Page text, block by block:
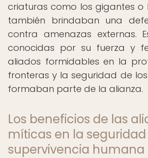
criaturas como los gigantes o
también brindaban una
contra amenazas externas.
conocidas por su fuerza y
aliados formidables en la
fronteras y la seguridad de
formaban parte de la alianza.
Los beneficios de las
míticas en la
supervivencia humana